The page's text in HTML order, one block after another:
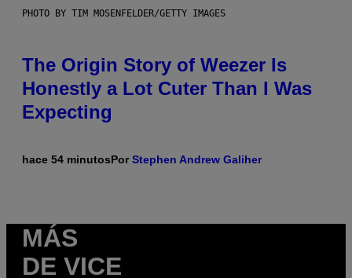
PHOTO BY TIM MOSENFELDER/GETTY IMAGES
The Origin Story of Weezer Is
Honestly a Lot Cuter Than I Was
Expecting
hace 54 minutosPorStephen Andrew Galiher
MÁS
DE VICE